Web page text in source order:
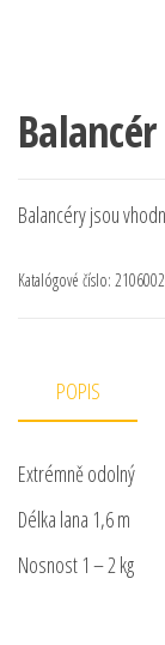
Balancéry jsou
Katalógové číslo: 2106002
POPIS
Extrémně odolný
Délka lana 1,6 m
Nosnost 1 – 2 kg